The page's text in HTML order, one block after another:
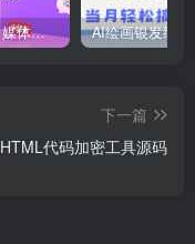
21天小红书自媒体成长变现营，高效 简单 AIGC SEO SOP
下一篇
HTML代码加密工具源码